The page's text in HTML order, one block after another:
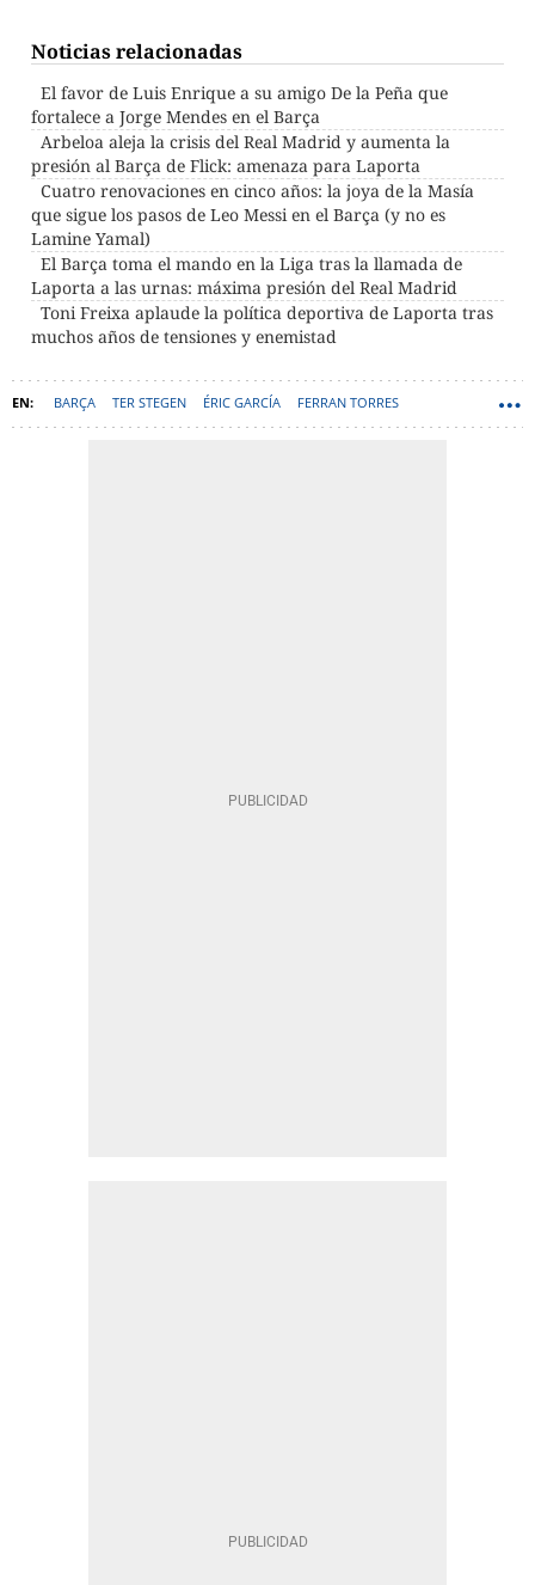
Noticias relacionadas
El favor de Luis Enrique a su amigo De la Peña que
fortalece a Jorge Mendes en el Barça
Arbeloa aleja la crisis del Real Madrid y aumenta la
presión al Barça de Flick: amenaza para Laporta
Cuatro renovaciones en cinco años: la joya de la Masía
que sigue los pasos de Leo Messi en el Barça (y no es
Lamine Yamal)
El Barça toma el mando en la Liga tras la llamada de
Laporta a las urnas: máxima presión del Real Madrid
Toni Freixa aplaude la política deportiva de Laporta tras
muchos años de tensiones y enemistad
BARÇA TER STEGEN ÉRIC GARCÍA FERRAN TORRES